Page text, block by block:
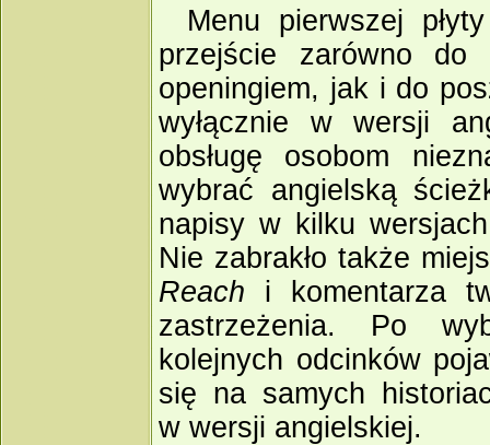
Menu pierwszej
przejście zarówno do
openingiem, jak i do
wyłącznie w wersji
obsługę osobom
wybrać angielską
napisy w kilku
Nie zabrakło także
Reach i komentarza
zastrzeżenia. Po
kolejnych odcinków
się na samych
w wersji angielskiej.